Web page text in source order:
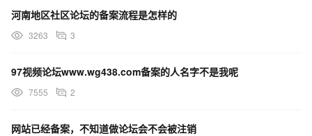
河南地区社区论坛的备案流程是怎样的
3263 3
97视频论坛www.wg438.com备案的人名字不是我呢
7555 2
网站已经备案，不知道做论坛会不会被注销